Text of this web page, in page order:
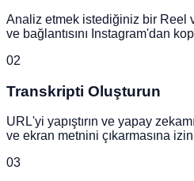
Analiz etmek istediğiniz bir Reel
ve bağlantısını Instagram'dan
02
Transkripti Oluşturun
URL'yi yapıştırın ve yapay
ve ekran metnini çıkarmasına
03